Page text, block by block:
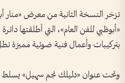
تزخر النسخة الثانية من معرض «منار
«أبوظبي للفن العام»، التي أطلقتها
بتركيبات وأعمال فنية ضوئية مميزة
وتحت عنوان «دليلك نجم سهيل» يسلط